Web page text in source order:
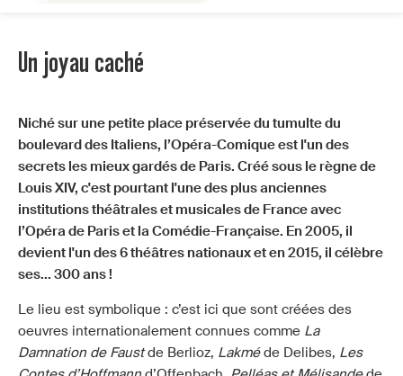
Un joyau caché
Niché sur une petite place préservée du tumulte du
boulevard des Italiens, l’Opéra-Comique est l'un des
secrets les mieux gardés de Paris. Créé sous le règne de
Louis XIV, c'est pourtant l'une des plus anciennes
institutions théâtrales et musicales de France avec
l’Opéra de Paris et la Comédie-Française. En 2005, il
devient l'un des 6 théâtres nationaux et en 2015, il célèbre
ses... 300 ans !
Le lieu est symbolique : c’est ici que sont créées des
oeuvres internationalement connues comme La
Damnation de Faustde Berlioz, Lakméde Delibes, Les